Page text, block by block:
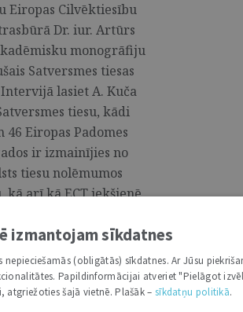
Eiropas Cilvēktiesību
Dr. iur. Artūrs
monogrāfiju
Satversmes tiesas
lasiet A. Kuča
tiesu, kādi
Eiropas Padomes
ir izmainījies no
tiesu nolēmumos
arī kā ECT iekšienē
atsevišķs
16. protokola
izmantojam sīkdatnes
(obligātās) sīkdatnes. Ar Jūsu
Papildinformācijai atveriet "Pielāgot
atgriežoties šajā vietnē. Plašāk – sīkdatņu politikā.